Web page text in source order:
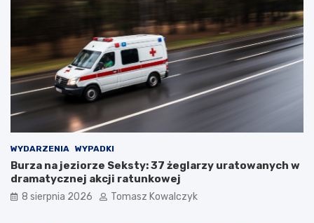
WYDARZENIA WYPADKI
Burza na jeziorze Seksty: 37 żeglarzy uratowanych w
dramatycznej akcji ratunkowej
8 sierpnia 2026 Tomasz Kowalczyk